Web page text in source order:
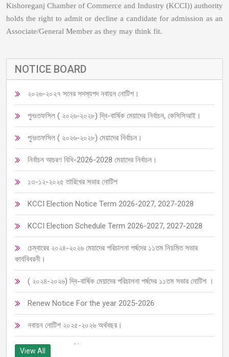
Kishoreganj Chamber of Commerce and Industry (KCCI)) authority
holds the right to admit or decline a candidate for admission as an
Associate/General Member as they may think fit.
NOTICE BOARD
২০২৬-২০২৭ সনের সদস্যপদ নবায়ন নোটিশ।
পুনঃতফসিল ( ২০২৬-২০২৮) দ্বি-বার্ষিক মেয়াদের নির্বাচন, কেসিসিআই।
পুনঃতফসিল ( ২০২৬-২০২৮) মেয়াদের নির্বাচন।
নির্বাচন আচরণ বিধি-2026-2028 মেয়াদের নির্বাচন।
১৩-১২-২০২৫ তারিখের সভার নোটিশ
KCCI Election Notice Term 2026-2027, 2027-2028
KCCI Election Schedule Term 2026-2027, 2027-2028
চেম্বারের ২০২৪-২০২৬ মেয়াদের পরিচালনা পর্ষদের ১১তম নিয়মিত সভার
কার্যবিবরনী।
( ২০২৪-২০২৬) দ্বি-বার্ষিক মেয়াদের পরিচালনা পর্ষদের ১১তম সভার নোটিশ ।
Renew Notice For the year 2025-2026
নবায়ন নোটিশ ২০২৫-২০২৬ অর্থবছর।
চেম্বারের ৩৬তম বার্ষিক সাধারণ সভা ২০২৫ তাং: ০৩/০৫/২০২৫
View All